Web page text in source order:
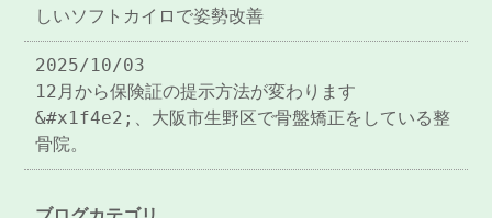
しいソフトカイロで姿勢改善
2025/10/03
12月から保険証の提示方法が変わります
&#x1f4e2;、大阪市生野区で骨盤矯正をしている整
骨院。